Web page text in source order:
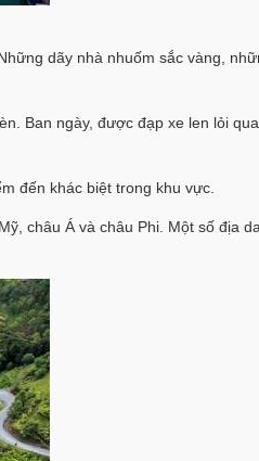
dãy nhà nhuốm sắc vàng,
Ban ngày, được đạp xe len lỏi
đến khác biệt trong khu vực.
châu Á và châu Phi. Một số địa